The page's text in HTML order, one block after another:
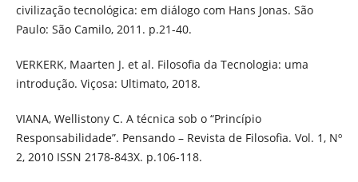
civilização tecnológica: em diálogo com Hans Jonas. São
Paulo: São Camilo, 2011. p.21-40.
VERKERK, Maarten J. et al. Filosofia da Tecnologia: uma
introdução. Viçosa: Ultimato, 2018.
VIANA, Wellistony C. A técnica sob o “Princípio
Responsabilidade”. Pensando – Revista de Filosofia. Vol. 1, Nº
2, 2010 ISSN 2178-843X. p.106-118.